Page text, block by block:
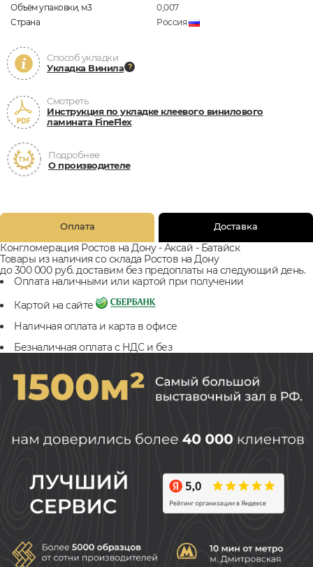
Объём упаковки, м3
0,007
Страна
Россия
Способ укладки
Укладка Винила
Смотреть
Инструкция по укладке клеевого винилового
ламината FineFlex
Подробнее
О производителе
Оплата Доставка
Конгломерация Ростов на Дону - Аксай - Батайск
Товары из наличия со склада Ростов на Дону
до 300 000 руб. доставим без предоплаты на следующий день.
Оплата наличными или картой при получении
Картой на сайте
Наличная оплата и карта в офисе
Безналичная оплата с НДС и без